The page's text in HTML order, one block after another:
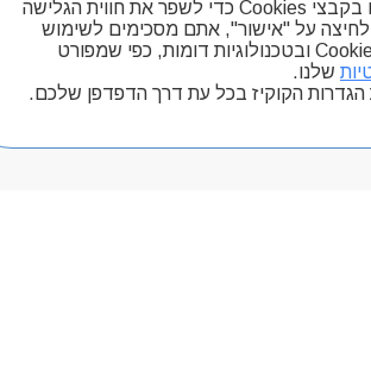
אנו משתמשים בקבצי Cookies כדי לשפר את חווית הגלישה
על "אישור", אתם מסכימים לשימוש
שלנו בקבצי Cookies ובטכנולוגיות דומות, כפי שמפורט
שלנו.
הגדרות הקוקיז בכל עת דרך הדפדפן שלכם.